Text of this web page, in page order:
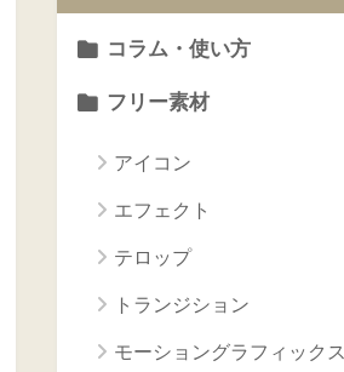
コラム・使い方
フリー素材
アイコン
エフェクト
テロップ
トランジション
モーショングラフィックス